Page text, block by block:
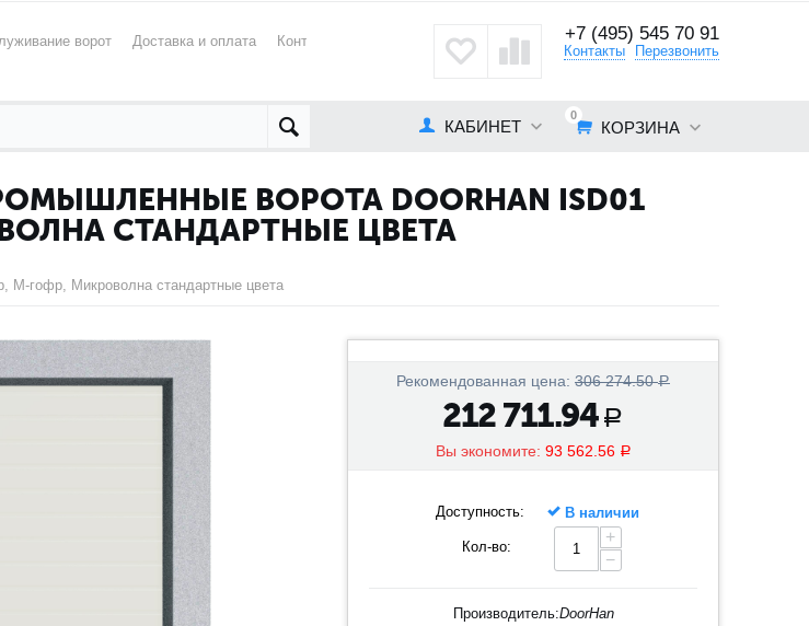
ворот Доставка и оплата Контакты +7 (495) 545 70 91
Контакты Перезвонить
0
КОРЗИНА
КАБИНЕТ
ВОРОТА DOORHAN ISD01
СТАНДАРТНЫЕ ЦВЕТА
M-гофр, Микроволна стандартные цвета
Рекомендованная цена: 306 274.50 Р
212 711.94 Р
Вы экономите: 93 562.56 Р
Доступность: В наличии
Кол-во:
+
−
Производитель:DoorHan